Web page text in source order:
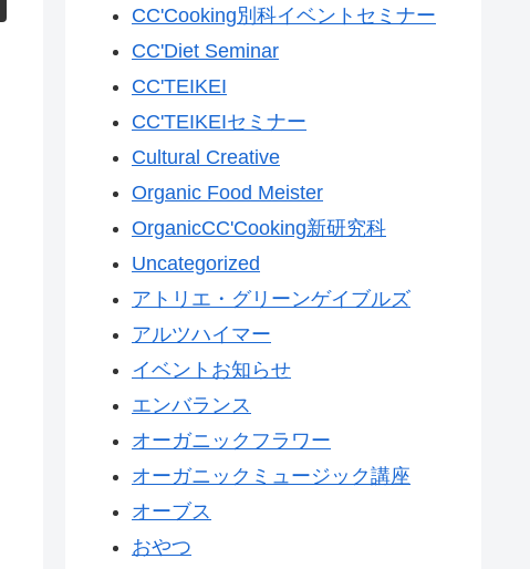
CC'Cooking別科イベントセミナー
CC'Diet Seminar
CC'TEIKEI
CC'TEIKEIセミナー
Cultural Creative
Organic Food Meister
OrganicCC'Cooking新研究科
Uncategorized
アトリエ・グリーンゲイブルズ
アルツハイマー
イベントお知らせ
エンバランス
オーガニックフラワー
オーガニックミュージック講座
オーブス
おやつ